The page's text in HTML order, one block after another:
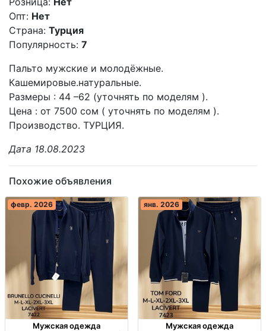
Опт: Нет
Страна: Турция
Популярность: 7
Пальто мужские и молодёжные.
Кашемировые.натуральные.
Размеры : 44 –62 (уточнять по моделям ).
Цена : от 7500 сом ( уточнять по моделям ).
Производство. ТУРЦИЯ.
Дата 18.08.2023
Похожие объявления
февр. 2026
Мужская одежда
янв. 2026
Мужская одежда